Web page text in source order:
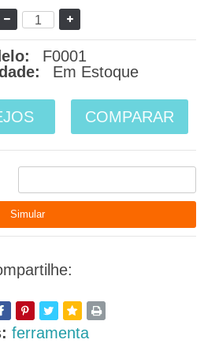
F0001
Em Estoque
COMPARAR
ferramenta